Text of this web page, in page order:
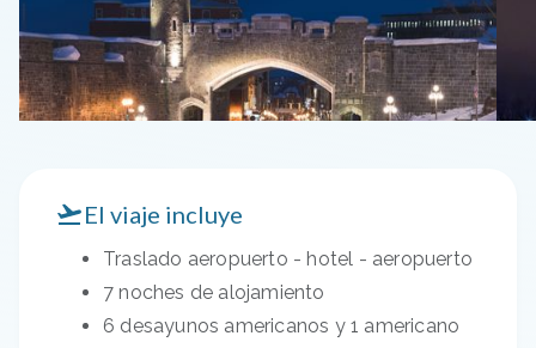
El viaje incluye
Traslado aeropuerto - hotel - aeropuerto
7 noches de alojamiento
6 desayunos americanos y 1 americano